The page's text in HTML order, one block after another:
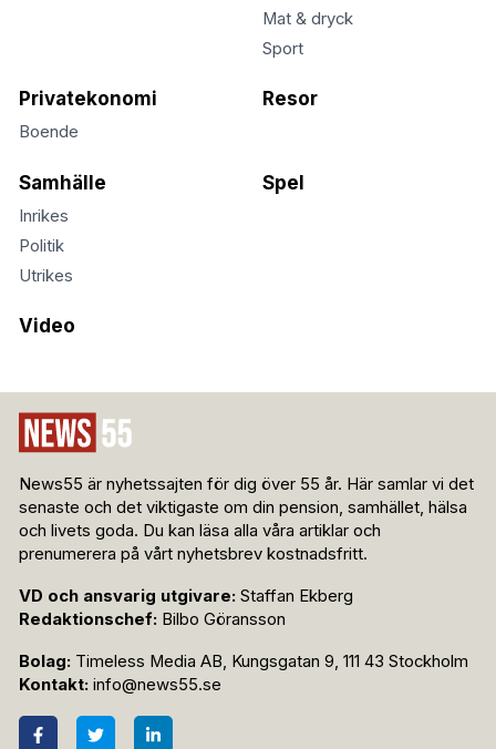
Mat & dryck
Sport
Privatekonomi
Boende
Resor
Samhälle
Inrikes
Politik
Utrikes
Spel
Video
News55 är nyhetssajten för dig över 55 år. Här samlar vi det
senaste och det viktigaste om din pension, samhället, hälsa
och livets goda. Du kan läsa alla våra artiklar och
prenumerera på vårt nyhetsbrev kostnadsfritt.
VD och ansvarig utgivare: Staffan Ekberg
Redaktionschef: Bilbo Göransson
Bolag: Timeless Media AB, Kungsgatan 9, 111 43 Stockholm
Kontakt: info@news55.se